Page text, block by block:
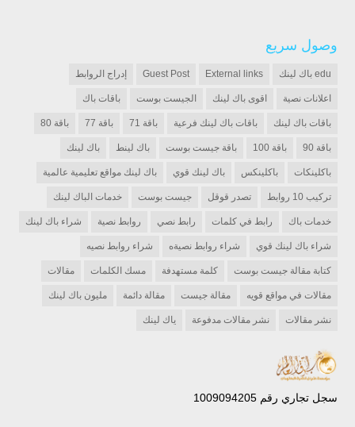
وصول سريع
edu باك لينك External links
Guest Post إدراج الروابط
اعلانات نصية اقوى باك لينك الجيست بوست باقات باك
باقات باك لينك باقات باك لينك فرعية باقة 71 باقة 77 باقة 80
باقة 90 باقة 100 باقة جيست بوست باك لينط باك لينك
باكلينكات باكلينكس باك لينك قوي باك لينك مواقع تعليمية عالمية
تركيب 10 روابط تصدر قوقل جيست بوست خدمات الباك لينك
خدمات باك رابط في كلمات رابط نصي روابط نصية شراء باك لينك
شراء باك لينك قوي شراء روابط نصيةه شراء روابط نصيه
كتابة مقالة جيست بوست كلمة مستهدفة مسك الكلمات مقالات
مقالات في مواقع قويه مقالة جيست مقالة دائمة مليون باك لينك
نشر مقالات نشر مقالات مدفوعة ياك لينك
سجل تجاري رقم 1009094205